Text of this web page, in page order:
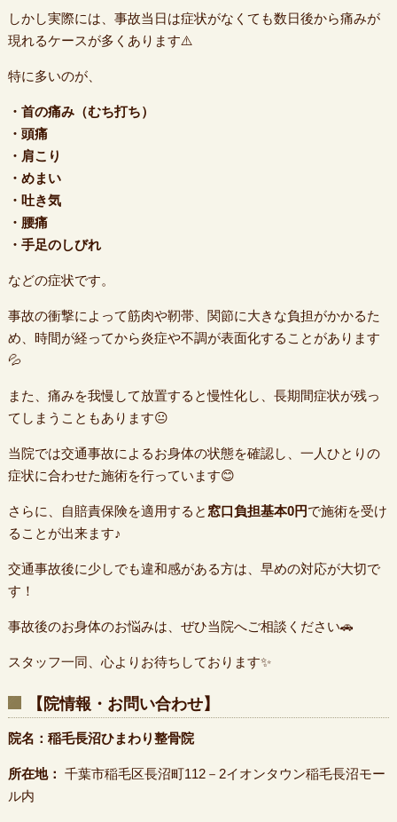
しかし実際には、事故当日は症状がなくても数日後から痛みが
現れるケースが多くあります⚠️
特に多いのが、
・首の痛み（むち打ち）
・頭痛
・肩こり
・めまい
・吐き気
・腰痛
・手足のしびれ
などの症状です。
事故の衝撃によって筋肉や靭帯、関節に大きな負担がかかるた
め、時間が経ってから炎症や不調が表面化することがあります
💦
また、痛みを我慢して放置すると慢性化し、長期間症状が残っ
てしまうこともあります😐
当院では交通事故によるお身体の状態を確認し、一人ひとりの
症状に合わせた施術を行っています😊
さらに、自賠責保険を適用すると 窓口負担基本0円で施術を受け
ることが出来ます♪
交通事故後に少しでも違和感がある方は、早めの対応が大切で
す！
事故後のお身体のお悩みは、ぜひ当院へご相談ください🚗
スタッフ一同、心よりお待ちしております✨
【院情報・お問い合わせ】
院名：稲毛長沼ひまわり整骨院
所在地： 千葉市稲毛区長沼町112－2イオンタウン稲毛長沼モー
ル内